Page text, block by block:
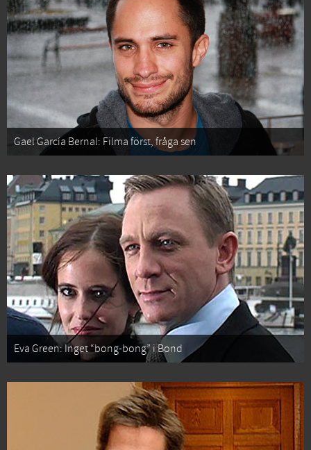
Gael García Bernal: Filma först, fråga sen
Eva Green: Inget “bong-bong” i Bond